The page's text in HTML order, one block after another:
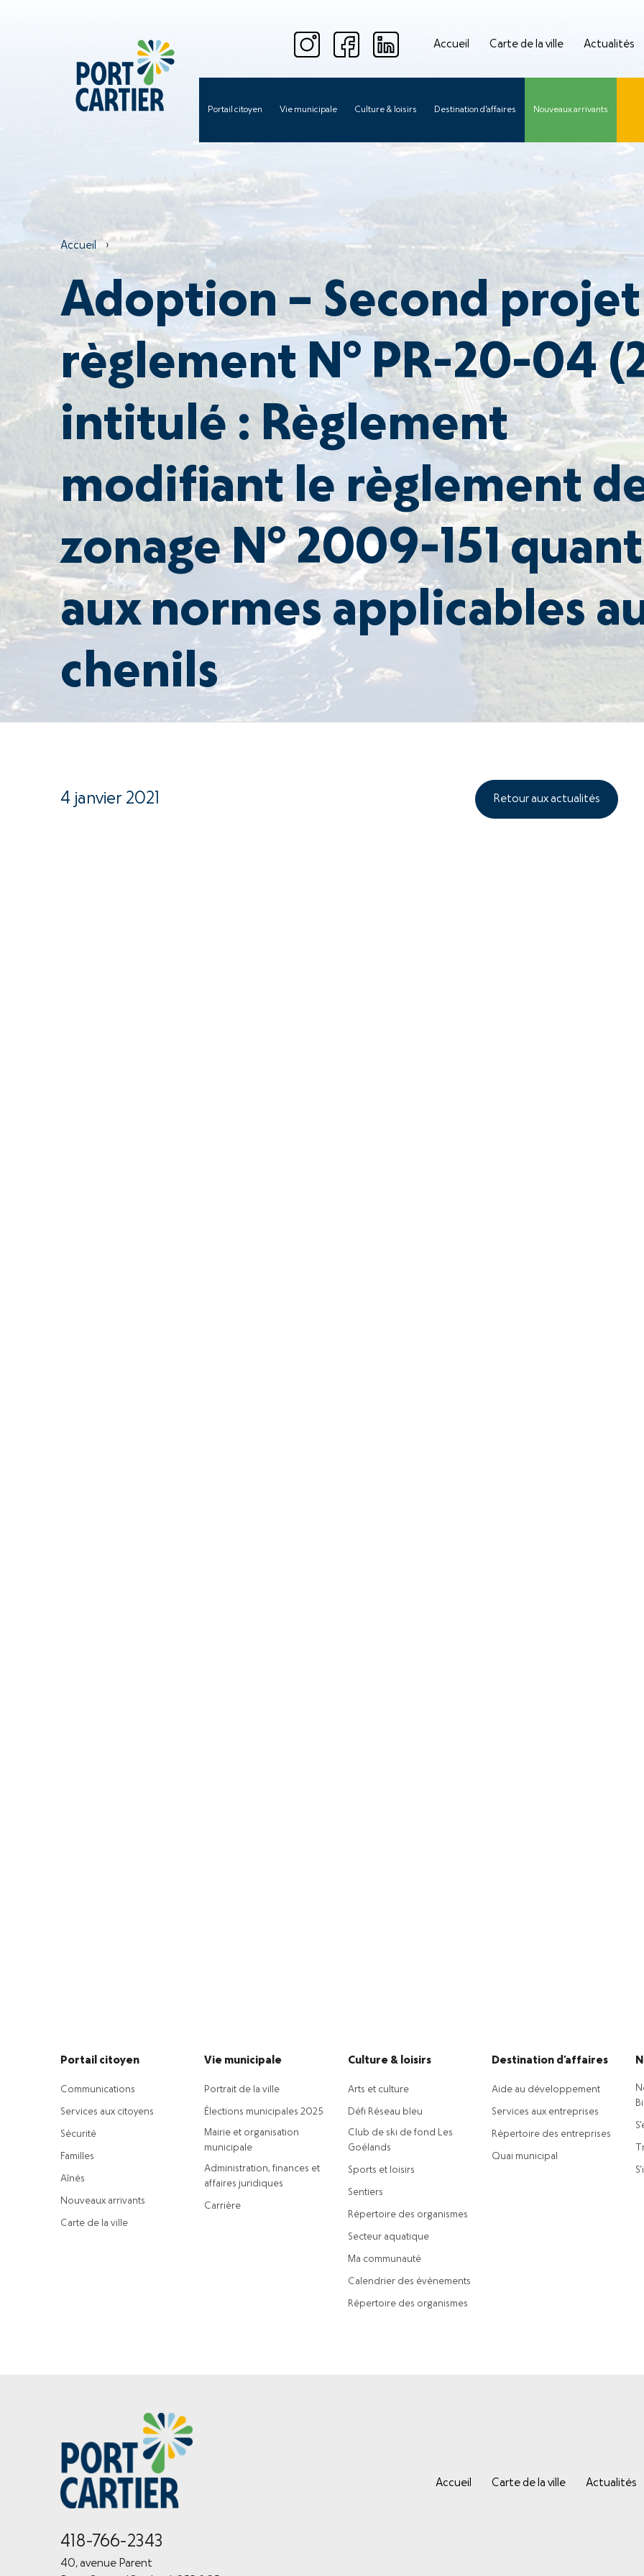
Accueil Carte de la ville Actualités
Portail citoyen Vie municipale Culture & loisirs Destination d'affaires Nouveaux arrivants
Accueil ›
Adoption – Second
règlement N° PR-20-04
intitulé : Règlement
modifiant le règlement
zonage N° 2009-151 quant
aux normes applicables
chenils
4 janvier 2021 Retour aux actualités
Portail citoyen
Communications
Services aux citoyens
Sécurité
Familles
Aînés
Nouveaux arrivants
Carte de la ville
Vie municipale
Portrait de la ville
Élections municipales 2025
Mairie et organisation
municipale
Administration, finances et
affaires juridiques
Carrière
Culture & loisirs
Arts et culture
Défi Réseau bleu
Club de ski de fond Les
Goélands
Sports et loisirs
Sentiers
Répertoire des organismes
Secteur aquatique
Ma communauté
Calendrier des événements
Répertoire des organismes
Destination d’affaires
Aide au développement
Services aux entreprises
Répertoire des entreprises
Quai municipal
418-766-2343
40, avenue Parent
Accueil Carte de la ville Actualités